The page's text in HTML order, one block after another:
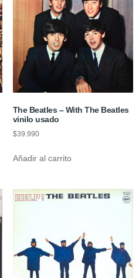
The Beatles – With The Beatles
vinilo usado
$39.990
Añadir al carrito